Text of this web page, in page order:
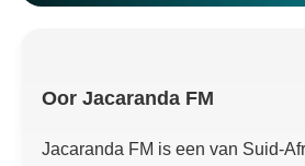
Oor Jacaranda FM
Jacaranda FM is een van Suid-